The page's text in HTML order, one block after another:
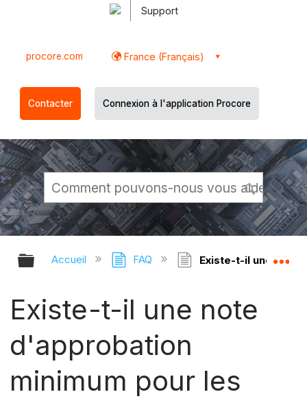
Support
procore.com France (Français)
Contacter Connexion à l'application Procore
Développer/réduire la hiérarchie
Accueil FAQ Existe-t-il une note
Existe-t-il une note
d'approbation
minimum pour les